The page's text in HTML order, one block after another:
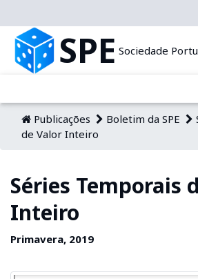
SPE Sociedade
Publicações Boletim da SPE
de Valor Inteiro
Séries Temporais
Inteiro
Primavera, 2019